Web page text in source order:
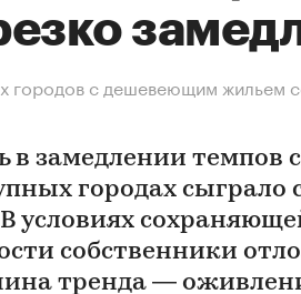
городов с дешевеющим жильем
в замедлении темпов
городах сыграло
условиях
собственники
тренда —